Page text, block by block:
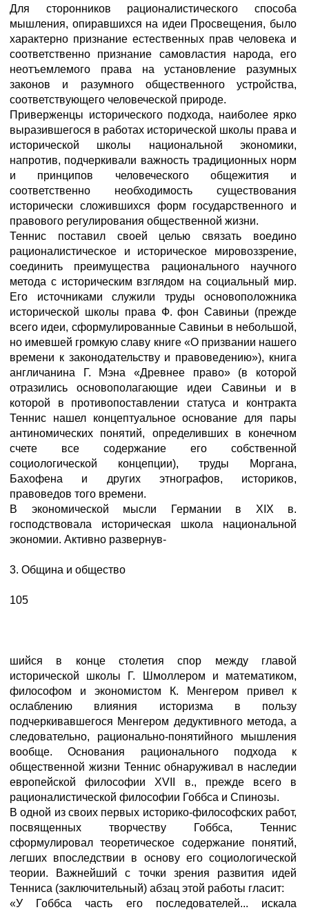
Для сторонников рационалистического способа
мышления, опиравшихся на идеи Просвещения, было
характерно признание естественных прав человека и
соответственно признание самовластия народа, его
неотъемлемого права на установление разумных
законов и разумного общественного устройства,
соответствующего человеческой природе.
Приверженцы исторического подхода, наиболее ярко
выразившегося в работах исторической школы права и
исторической школы национальной экономики,
напротив, подчеркивали важность традиционных норм
и принципов человеческого общежития и
соответственно необходимость существования
исторически сложившихся форм государственного и
правового регулирования общественной жизни.
Теннис поставил своей целью связать воедино
рационалистическое и историческое мировоззрение,
соединить преимущества рационального научного
метода с историческим взглядом на социальный мир.
Его источниками служили труды основоположника
исторической школы права Ф. фон Савиньи (прежде
всего идеи, сформулированные Савиньи в небольшой,
но имевшей громкую славу книге «О призвании нашего
времени к законодательству и правоведению»), книга
англичанина Г. Мэна «Древнее право» (в которой
отразились основополагающие идеи Савиньи и в
которой в противопоставлении статуса и контракта
Теннис нашел концептуальное основание для пары
антиномических понятий, определивших в конечном
счете все содержание его собственной
социологической концепции), труды Моргана,
Бахофена и других этнографов, историков,
правоведов того времени.
В экономической мысли Германии в XIX в.
господствовала историческая школа национальной
экономии. Активно развернув-
3. Община и общество
105
шийся в конце столетия спор между главой
исторической школы Г. Шмоллером и математиком,
философом и экономистом К. Менгером привел к
ослаблению влияния историзма в пользу
подчеркивавшегося Менгером дедуктивного метода, а
следовательно, рационально-понятийного мышления
вообще. Основания рационального подхода к
общественной жизни Теннис обнаруживал в наследии
европейской философии XVII в., прежде всего в
рационалистической философии Гоббса и Спинозы.
В одной из своих первых историко-философских работ,
посвященных творчеству Гоббса, Теннис
сформулировал теоретическое содержание понятий,
легших впоследствии в основу его социологической
теории. Важнейший с точки зрения развития идей
Тенниса (заключительный) абзац этой работы гласит:
«У Гоббса часть его последователей... искала